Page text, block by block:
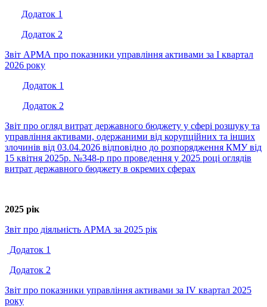
Додаток 1
Додаток 2
Звіт АРМА про показники управління активами за I квартал
2026 року
Додаток 1
Додаток 2
Звіт про огляд витрат державного бюджету у сфері розшуку та
управління активами, одержаними від корупційних та інших
злочинів від 03.04.2026 відповідно до розпорядження КМУ від
15 квітня 2025р. №348-р про проведення у 2025 році оглядів
витрат державного бюджету в окремих сферах
2025 рік
Звіт про діяльність АРМА за 2025 рік
Додаток 1
Додаток 2
Звіт про показники управління активами за IV квартал 2025
року